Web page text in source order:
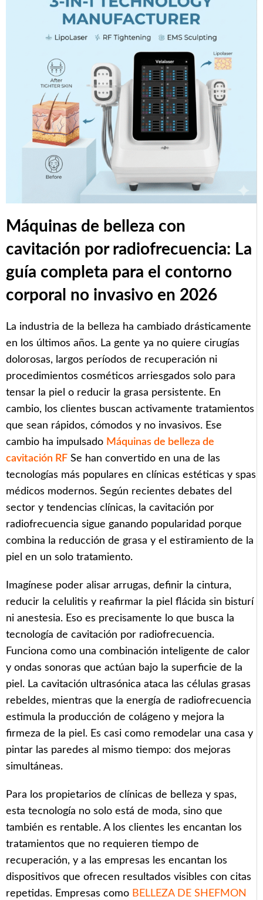
Máquinas de belleza con
cavitación por radiofrecuencia: La
guía completa para el contorno
corporal no invasivo en 2026
La industria de la belleza ha cambiado drásticamente
en los últimos años. La gente ya no quiere cirugías
dolorosas, largos períodos de recuperación ni
procedimientos cosméticos arriesgados solo para
tensar la piel o reducir la grasa persistente. En
cambio, los clientes buscan activamente tratamientos
que sean rápidos, cómodos y no invasivos. Ese
cambio ha impulsado Máquinas de belleza de
cavitación RF Se han convertido en una de las
tecnologías más populares en clínicas estéticas y spas
médicos modernos. Según recientes debates del
sector y tendencias clínicas, la cavitación por
radiofrecuencia sigue ganando popularidad porque
combina la reducción de grasa y el estiramiento de la
piel en un solo tratamiento.
Imagínese poder alisar arrugas, definir la cintura,
reducir la celulitis y reafirmar la piel flácida sin bisturí
ni anestesia. Eso es precisamente lo que busca la
tecnología de cavitación por radiofrecuencia.
Funciona como una combinación inteligente de calor
y ondas sonoras que actúan bajo la superficie de la
piel. La cavitación ultrasónica ataca las células grasas
rebeldes, mientras que la energía de radiofrecuencia
estimula la producción de colágeno y mejora la
firmeza de la piel. Es casi como remodelar una casa y
pintar las paredes al mismo tiempo: dos mejoras
simultáneas.
Para los propietarios de clínicas de belleza y spas,
esta tecnología no solo está de moda, sino que
también es rentable. A los clientes les encantan los
tratamientos que no requieren tiempo de
recuperación, y a las empresas les encantan los
dispositivos que ofrecen resultados visibles con citas
repetidas. Empresas como BELLEZA DE SHEFMON